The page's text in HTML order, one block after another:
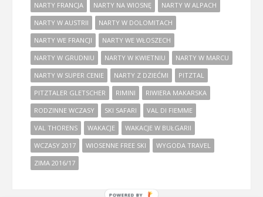
NARTY FRANCJA
NARTY NA WIOSNĘ
NARTY W ALPACH
NARTY W AUSTRII
NARTY W DOLOMITACH
NARTY WE FRANCJI
NARTY WE WŁOSZECH
NARTY W GRUDNIU
NARTY W KWIETNIU
NARTY W MARCU
NARTY W SUPER CENIE
NARTY Z DZIEĆMI
PITZTAL
PITZTALER GLETSCHER
RIMINI
RIWIERA MAKARSKA
RODZINNE WCZASY
SKI SAFARI
VAL DI FIEMME
VAL THORENS
WAKACJE
WAKACJE W BUŁGARII
WCZASY 2017
WIOSENNE FREE SKI
WYGODA TRAVEL
ZIMA 2016/17
POWERED BY